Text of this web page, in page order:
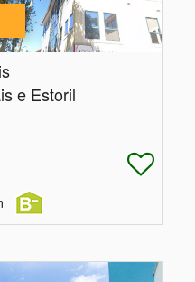
e Estoril